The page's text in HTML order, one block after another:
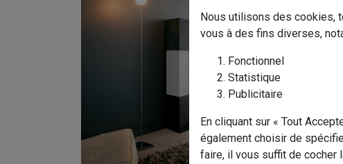
Nous utilisons des cookies,
vous à des fins diverses,
Fonctionnel
Statistique
Publicitaire
En cliquant sur « Tout
également choisir de
faire, il vous suffit de cocher